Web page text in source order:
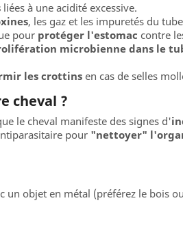
liées à une acidité excessive.
, les gaz et les impuretés du
pour protéger l'estomac contre
microbienne dans le
les crottinsen cas de selles
cheval ?
le cheval manifeste des signes d'
pour "nettoyer"
objet en métal (préférez le bois